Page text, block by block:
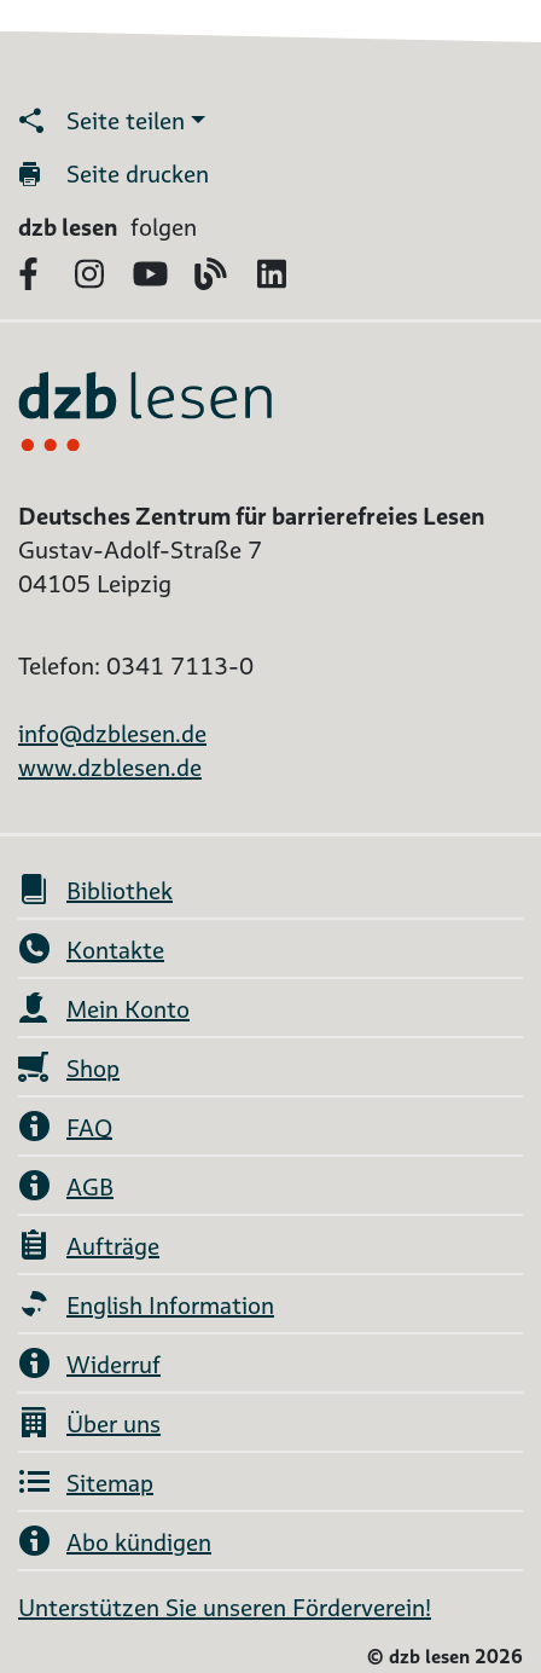
Seite teilen
Seite drucken
dzb lesen folgen
FacebookInstagram
YouTubeBlog
Deutsches Zentrum für barrierefreies Lesen
Gustav-Adolf-Straße 7
04105 Leipzig
Telefon: 0341 7113-0
info@dzblesen.de
www.dzblesen.de
Bibliothek
Kontakte
Mein Konto
Shop
FAQ
AGB
Aufträge
English Information
Widerruf
Über uns
Sitemap
Abo kündigen
Unterstützen Sie unseren Förderverein!
© dzb lesen 2026